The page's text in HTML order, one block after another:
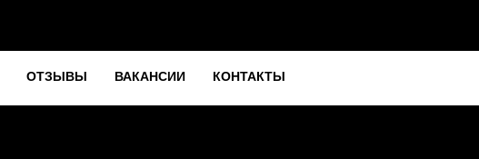
ОТЗЫВЫ ВАКАНСИИ КОНТАКТЫ